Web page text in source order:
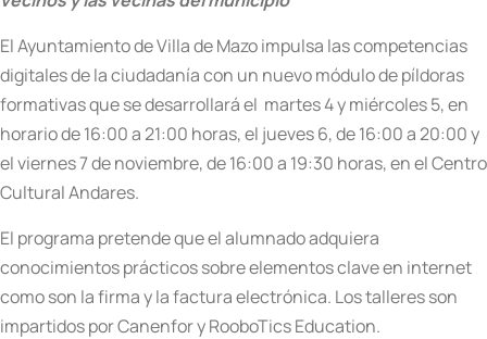
El Ayuntamiento de Villa de Mazo impulsa las competencias
digitales de la ciudadanía con un nuevo módulo de píldoras
formativas que se desarrollará el martes 4 y miércoles 5, en
horario de 16:00 a 21:00 horas, el jueves 6, de 16:00 a 20:00 y
el viernes 7 de noviembre, de 16:00 a 19:30 horas, en el Centro
Cultural Andares.
El programa pretende que el alumnado adquiera
conocimientos prácticos sobre elementos clave en internet
como son la firma y la factura electrónica. Los talleres son
impartidos por Canenfor y RooboTics Education.